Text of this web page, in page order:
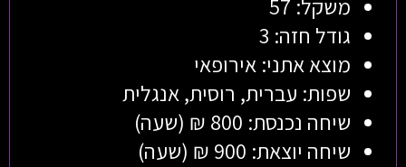
משקל: 57
גודל חזה: 3
מוצא אתני: אירופאי
שפות: עברית, רוסית, אנגלית
שיחה נכנסת: 800 ₪ (שעה)
שיחה יוצאת: 900 ₪ (שעה)